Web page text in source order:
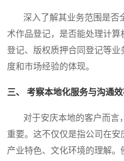
深入了解其业务范围是否
术作品登记，是否能处理计
登记、版权质押合同登记等
度和市场经验的体现。
三、 考察本地化服务与沟通
对于安庆本地的客户而言
重要。这不仅仅是指公司在
产业特色、文化环境的理解